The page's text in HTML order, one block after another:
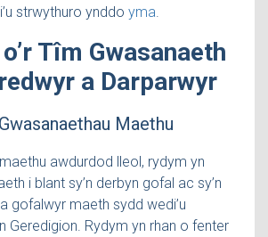
strwythuro ynddo yma
Tîm Gwasanaeth
a Darparwyr
Maethu
awdurdod lleol, rydym yn
i blant sy’n derbyn gofal ac sy’n
gofalwyr maeth sydd wedi’u
Geredigion. Rydym yn rhan o fenter